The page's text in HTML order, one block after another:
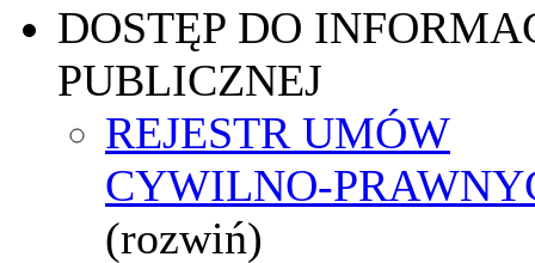
DOSTĘP DO
PUBLICZNEJ
REJESTR UMÓW
CYWILNO-
(rozwiń)